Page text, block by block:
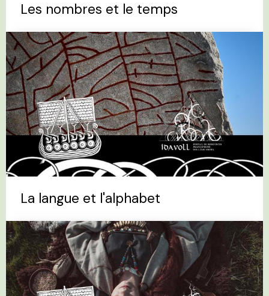
Les nombres et le temps
La langue et l'alphabet